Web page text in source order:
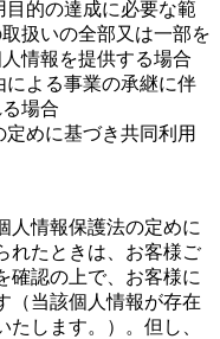
目的の達成に必要な範
扱いの全部又は一部を
情報を提供する場合
による事業の承継に伴
場合
定めに基づき共同利用
人情報保護法の定めに
れたときは、お客様ご
確認の上で、お客様に
（当該個人情報が存在
たします。）。但し、